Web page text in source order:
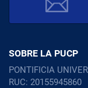
SOBRE LA PUCP
PONTIFICIA
RUC: 20155945860